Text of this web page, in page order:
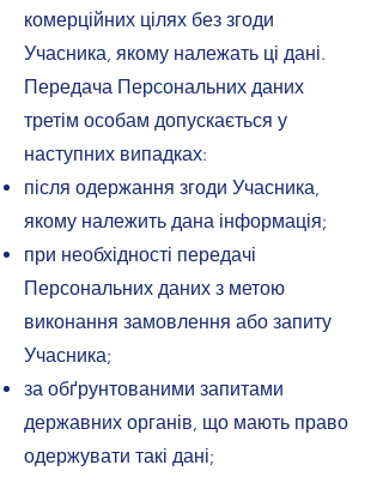
комерційних цілях без згоди
Учасника, якому належать ці дані.
Передача Персональних даних
третім особам допускається у
наступних випадках:
після одержання згоди Учасника,
якому належить дана інформація;
при необхідності передачі
Персональних даних з метою
виконання замовлення або запиту
Учасника;
за обґрунтованими запитами
державних органів, що мають право
одержувати такі дані;